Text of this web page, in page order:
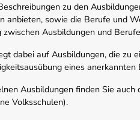
zu den
anbieten, sowie die Berufe und
zwischen Ausbildungen und
dabei auf Ausbildungen, die zu
eines anerkannten
Ausbildungen finden Sie
Volksschulen).